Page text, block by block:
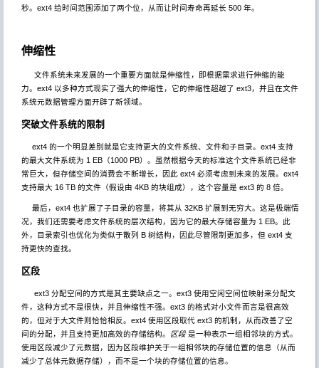
秒。ext4 给时间范围添加了两个位，从而让时间寿命再延长 500 年。
伸缩性
文件系统未来发展的一个重要方面就是伸缩性，即根据需求进行伸缩的能
力。ext4 以多种方式现实了强大的伸缩性，它的伸缩性超越了 ext3，并且在文件
系统元数据管理方面开辟了新领域。
突破文件系统的限制
ext4 的一个明显差别就是它支持更大的文件系统、文件和子目录。ext4 支持
的最大文件系统为 1 EB（1000 PB）。虽然根据今天的标准这个文件系统已经非
常巨大，但存储空间的消费会不断增长，因此 ext4 必须考虑到未来的发展。ext4
支持最大 16 TB 的文件（假设由 4KB 的块组成），这个容量是 ext3 的 8 倍。
最后，ext4 也扩展了子目录的容量，将其从 32KB 扩展到无穷大。这是极端情
况，我们还需要考虑文件系统的层次结构，因为它的最大存储容量为 1 EB。此
外，目录索引也优化为类似于散列 B 树结构，因此尽管限制更加多，但 ext4 支
持更快的查找。
区段
ext3 分配空间的方式是其主要缺点之一。ext3 使用空闲空间位映射来分配文
件，这种方式不是很快，并且伸缩性不强。ext3 的格式对小文件而言是很高效
的，但对于大文件则恰恰相反。ext4 使用区段取代 ext3 的机制，从而改善了空
间的分配，并且支持更加高效的存储结构。 区段是一种表示一组相邻块的方式。
使用区段减少了元数据，因为区段维护关于一组相邻块的存储位置的信息（从而
减少了总体元数据存储），而不是一个块的存储位置的信息。